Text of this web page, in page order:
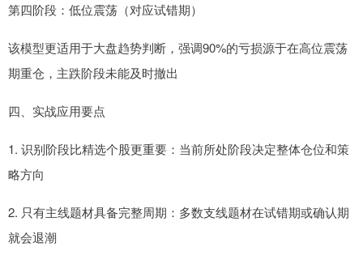
第四阶段：低位震荡（对应试错期）
该模型更适用于大盘趋势判断，强调90%的亏损源于在高位震荡
期重仓，主跌阶段未能及时撤出
四、实战应用要点
1. 识别阶段比精选个股更重要：当前所处阶段决定整体仓位和策
略方向
2. 只有主线题材具备完整周期：多数支线题材在试错期或确认期
就会退潮